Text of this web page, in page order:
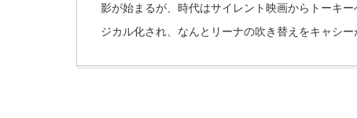
影が始まるが、時代はサイレント映画からトーキ
ジカル化され、なんとリーナの吹き替えをキャシ